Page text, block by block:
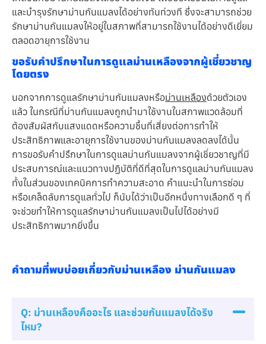
และบำรุงรักษาม่านกันแมลงได้อย่างทันท่วงที ซึ่งจะสามารถช่วย
รักษาม่านกันแมลงให้อยู่ในสภาพที่สามารถใช้งานได้อย่างดีเยี่ยม
ตลอดอายุการใช้งาน
ขอรับคำปรึกษาในการดูแลม่านเหลืองจากผู้เชี่ยวชาญ
โดยตรง
นอกจากการดูแลรักษาม่านกันแมลงหรือม่านเหลืองด้วยตัวเอง
แล้ว ในกรณีที่ม่านกันแมลงถูกนำมาใช้งานในสภาพแวดล้อมที่
ต้องสัมผัสกับแสงแดดหรือความชื้นที่เสี่ยงต่อการทำให้
ประสิทธิภาพและอายุการใช้งานของม่านกันแมลงลดลงได้นั้น
การขอรับคำปรึกษาในการดูแลม่านกันแมลงจากผู้เชี่ยวชาญที่มี
ประสบการณ์และแนวทางปฏิบัติที่ดีที่สุดในการดูแลม่านกันแมลง
ทั้งในส่วนของเทคนิคการทำความสะอาด คำแนะนำในการซ่อม
หรือเคล็ดลับการดูแลทั่วไป ก็นับได้ว่าเป็นอีกหนึ่งทางเลือกดี ๆ ที่
จะช่วยทำให้การดูแลรักษาม่านกันแมลงเป็นไปได้อย่างมี
ประสิทธิภาพมากยิ่งขึ้น
คำถามที่พบบ่อยเกี่ยวกับม่านเหลือง ม่านกันแมลง
Q: ม่านเหลืองคืออะไร และช่วยกันแมลงได้จริง
ไหม?